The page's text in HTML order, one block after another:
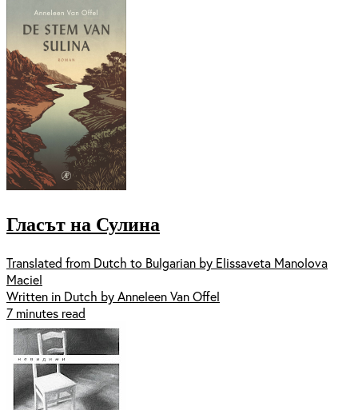
Гласът на Сулина
Translated from Dutch to Bulgarian by Elissaveta Manolova
Maciel
Written in Dutch by Anneleen Van Offel
7 minutes read